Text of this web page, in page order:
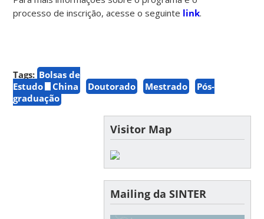
processo de inscrição, acesse o seguinte link.
Tags: Bolsas de
Estudo
China Doutorado Mestrado
Pós-
graduação
Visitor Map
Mailing da SINTER